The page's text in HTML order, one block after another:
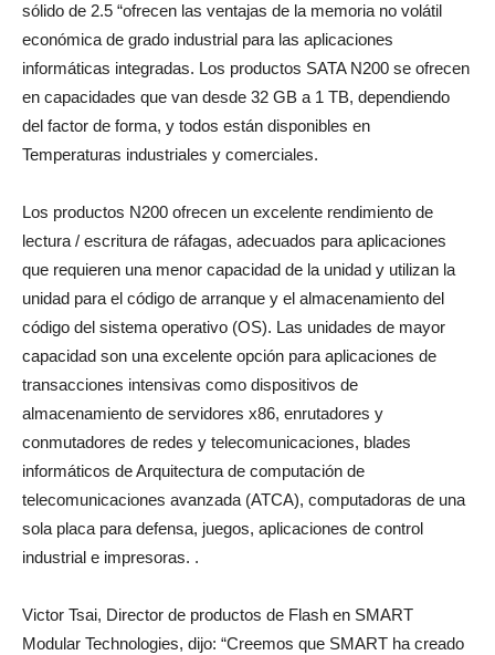
sólido de 2.5 “ofrecen las ventajas de la memoria no volátil
económica de grado industrial para las aplicaciones
informáticas integradas. Los productos SATA N200 se ofrecen
en capacidades que van desde 32 GB a 1 TB, dependiendo
del factor de forma, y ​​todos están disponibles en
Temperaturas industriales y comerciales.
Los productos N200 ofrecen un excelente rendimiento de
lectura / escritura de ráfagas, adecuados para aplicaciones
que requieren una menor capacidad de la unidad y utilizan la
unidad para el código de arranque y el almacenamiento del
código del sistema operativo (OS). Las unidades de mayor
capacidad son una excelente opción para aplicaciones de
transacciones intensivas como dispositivos de
almacenamiento de servidores x86, enrutadores y
conmutadores de redes y telecomunicaciones, blades
informáticos de Arquitectura de computación de
telecomunicaciones avanzada (ATCA), computadoras de una
sola placa para defensa, juegos, aplicaciones de control
industrial e impresoras. .
Victor Tsai, Director de productos de Flash en SMART
Modular Technologies, dijo: “Creemos que SMART ha creado